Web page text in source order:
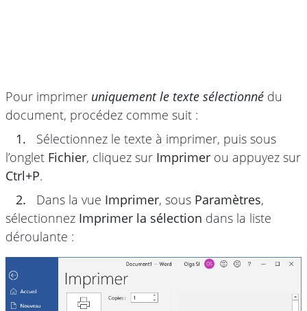
Pour imprimer uniquement le texte sélectionné du
document, procédez comme suit :
1.
Sélectionnez le texte à imprimer, puis sous
l’onglet Fichier, cliquez sur Imprimer ou appuyez sur
Ctrl+P.
2.
Dans la vue Imprimer, sous Paramètres,
sélectionnez Imprimer la sélection dans la liste
déroulante :